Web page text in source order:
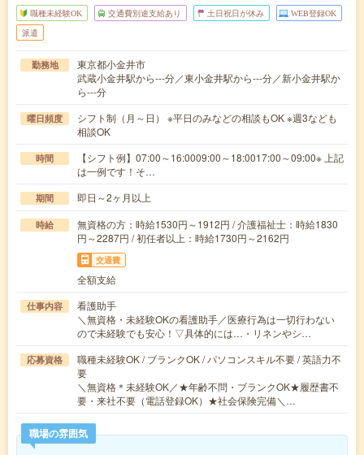
職種未経験OK 交通費別途支給あり 土日祝日が休み WEB登録OK
派遣
勤務地
東京都小金井市
武蔵小金井駅から---分／東小金井駅から---分／新小金井駅か
ら---分
曜日頻度
シフト制（月～日） ※平日のみなどの相談もOK ※週3なども
相談OK
時間
【シフト例】07:00～16:0009:00～18:0017:00～09:00※ 上記
は一例です！そ…
期間 即日～2ヶ月以上
時給
無資格の方：時給1530円～1912円 / 介護福祉士：時給1830
円～2287円 / 初任者以上：時給1730円～2162円
交通費
全額支給
仕事内容
看護助手
＼無資格・未経験OKの看護助手／医療行為は一切行わない
ので未経験でも安心！▽具体的には…・リネンやシ…
応募資格
職種未経験OK / ブランクOK / パソコンスキル不要 / 英語力不
要
＼無資格＊未経験OK／★年齢不問・ブランクOK★履歴書不
要・来社不要（電話登録OK）★社会保険完備＼…
職場の雰囲気